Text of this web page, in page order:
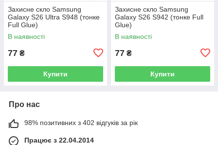
Захисне скло Samsung
Galaxy S26 Ultra S948 (тонке
Full Glue)
В наявності
77 ₴
Купити
Захисне скло Samsung
Galaxy S26 S942 (тонке Full
Glue)
В наявності
77 ₴
Купити
Про нас
98% позитивних з 402 відгуків за рік
Працює з 22.04.2014